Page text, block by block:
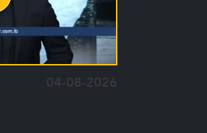
04-08-2026